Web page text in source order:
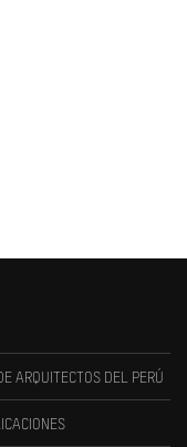
ARQUITECTOS DEL PERÚ